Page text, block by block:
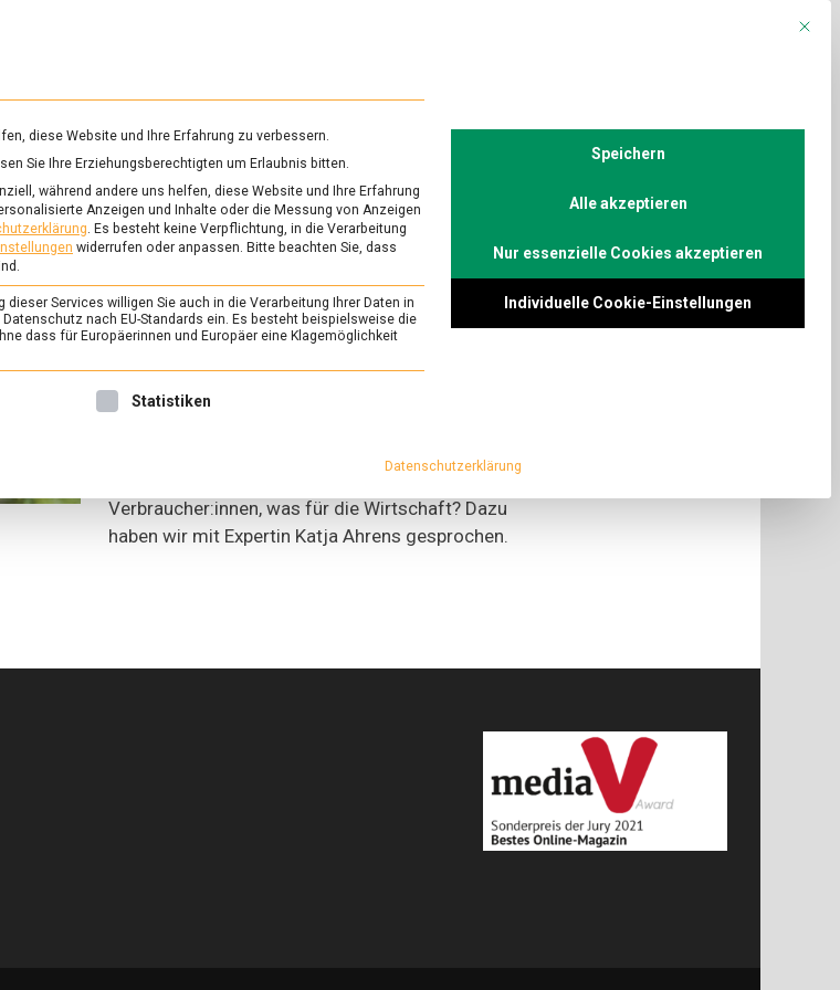
FEATURED /WIRTSCHAFT /WISSEN
Afrikanische Schweinepest in
Deutschland: Ist Schweinefleisch
jetzt noch sicher?
Deutschland:
Schweinefleisch
jetzt
noch
Verbraucher:innen, was für die Wirtschaft? Dazu
haben wir mit Expertin Katja Ahrens gesprochen.
Mit
diese Website und Ihre Erfahrung zu verbessern.
Sie Ihre Erziehungsberechtigten um Erlaubnis bitten.
während andere uns helfen, diese Website und Ihre Erfahrung
Anzeigen und Inhalte oder die Messung von Anzeigen
. Es besteht keine Verpflichtung, in die Verarbeitung
widerrufen oder anpassen. Bitte beachten Sie, dass
Services willigen Sie auch in die Verarbeitung Ihrer Daten in
nach EU-Standards ein. Es besteht beispielsweise die
dass für Europäerinnen und Europäer eine Klagemöglichkeit
kann. Die erste Service-Gruppe ist essenziell und kann nicht abgewählt werden.
Statistiken
Speichern
Alle akzeptieren
Nur essenzielle Cookies akzeptieren
Individuelle Cookie-Einstellungen
Datenschutzerklärung